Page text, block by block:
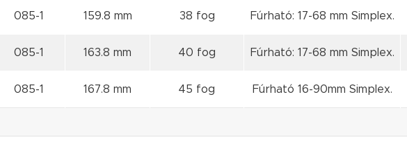
085-1 159.8 mm 38 fog Fúrható: 17-68 mm Simplex.
085-1 163.8 mm 40 fog Fúrható: 17-68 mm Simplex.
085-1 167.8 mm 45 fog Fúrható 16-90mm Simplex.